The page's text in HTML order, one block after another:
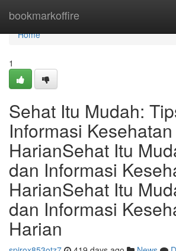
bookmarkoffire
Home
Home
1
Sehat Itu Mudah:
Informasi Kesehatan
HarianSehat Itu
dan Informasi
HarianSehat Itu
dan Informasi
Harian